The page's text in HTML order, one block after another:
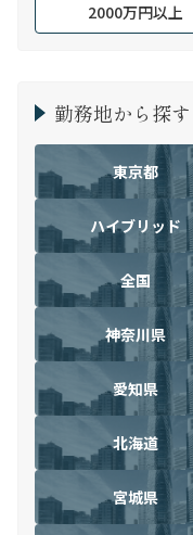
2000万円以上
勤務地から探す
東京都
ハイブリッド
全国
神奈川県
愛知県
北海道
宮城県